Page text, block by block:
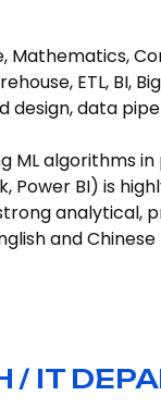
Mathematics,
ETL, BI,
design, data
algorithms
Power BI) is
analytical,
and Chinese
/ IT